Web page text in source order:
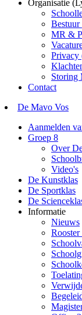
Organisatie
MR &
Privacy
Storing
Contact
De Mavo Vos
Aanmelden
Groep 8
Over
Video's
De Kunstklas
De Sportklas
De
Informatie
Nieuws
Rooster